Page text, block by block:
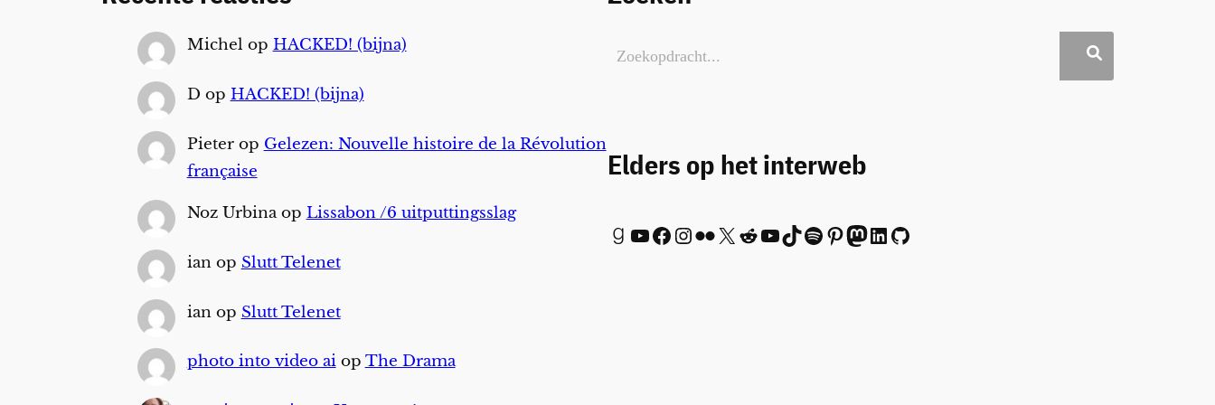
Michel op HACKED! (bijna)
D op HACKED! (bijna)
Pieterop Gelezen: Nouvelle histoire de la Révolution
française
Noz Urbinaop Lissabon /6 uitputtingsslag
ianop Slutt Telenet
ianop Slutt Telenet
photo into video aiop The Drama
Elders op het interweb
Goodreads YouTube Facebook InstagramFlickr X Reddit YouTube TikTok Spotify Pinterest Mastodon LinkedIn GitHub